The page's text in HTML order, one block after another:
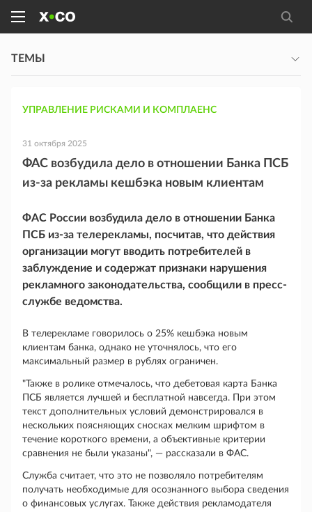
ТЕМЫ
УПРАВЛЕНИЕ РИСКАМИ И КОМПЛАЕНС
31 октября 2025
ФАС возбудила дело в отношении Банка ПСБ
из-за рекламы кешбэка новым клиентам
ФАС России возбудила дело в отношении Банка
ПСБ из-за телерекламы, посчитав, что действия
организации могут вводить потребителей в
заблуждение и содержат признаки нарушения
рекламного законодательства, сообщили в пресс-
службе ведомства.
В телерекламе говорилось о 25% кешбэка новым
клиентам банка, однако не уточнялось, что его
максимальный размер в рублях ограничен.
"Также в ролике отмечалось, что дебетовая карта Банка
ПСБ является лучшей и бесплатной навсегда. При этом
текст дополнительных условий демонстрировался в
нескольких поясняющих сносках мелким шрифтом в
течение короткого времени, а объективные критерии
сравнения не были указаны", — рассказали в ФАС.
Служба считает, что это не позволяло потребителям
получать необходимые для осознанного выбора сведения
о финансовых услугах. Также действия рекламодателя